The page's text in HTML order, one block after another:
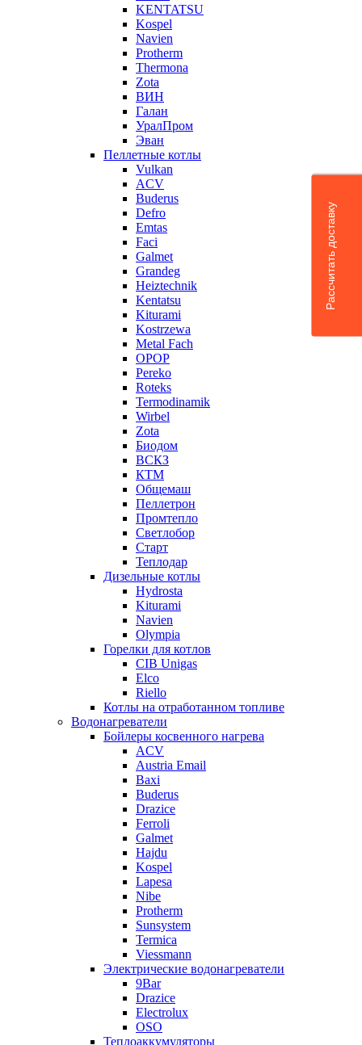
KENTATSU
Kospel
Navien
Protherm
Thermona
Zota
ВИН
Галан
УралПром
Эван
Пеллетные котлы
Vulkan
ACV
Buderus
Defro
Emtas
Faci
Galmet
Grandeg
Heiztechnik
Kentatsu
Kiturami
Kostrzewa
Metal Fach
OPOP
Pereko
Roteks
Termodinamik
Wirbel
Zota
Биодом
ВСКЗ
КТМ
Общемаш
Пеллетрон
Промтепло
Светлобор
Старт
Теплодар
Дизельные котлы
Hydrosta
Kiturami
Navien
Olympia
Горелки для котлов
CIB Unigas
Elco
Riello
Котлы на отработанном топливе
Водонагреватели
Бойлеры косвенного нагрева
ACV
Austria Email
Baxi
Buderus
Drazice
Ferroli
Galmet
Hajdu
Kospel
Lapesa
Nibe
Protherm
Sunsystem
Termica
Viessmann
Электрические водонагреватели
9Bar
Drazice
Electrolux
OSO
Теплоаккумуляторы
Рассчитать доставку